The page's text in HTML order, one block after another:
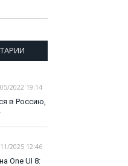
2022 19:14
в Россию,
2025 12:46
One UI 8: